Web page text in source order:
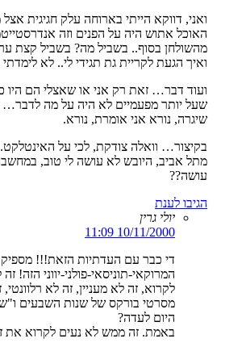
ואני, דווקא הייתי בארוחה עלק חגיגית
האוכל אתוש היה על הפנים וזה
מהשולחן בסוף.. בשביל מה? בשביל קצת
ואיך הגעת לקריית גת תגידי לי.. לא
ועוד דבר… זאת רק אני או שאצלי הם היו
שעל יותר מפעמיים לא היה על מה לדבר…
שיגרה, נורא אני אומרת, נורא.
בקיצור… וואלה צודקת, לכי על
מתל אביב, היובש לא עושה לי טוב,
עושה??
הגיבו לענת
יולי גרין
10/11/2000 11:09
די כבר עם העדתיות הזאת!!!
המרוקאי-תוניסאי-פולני-יווני הזה!
לקרוא, זה לא מעניין, זה לא
מסרטי בורקס של שנות השבעים
היום לעדה?
באמת. זה ממש לא נעים לקרוא את